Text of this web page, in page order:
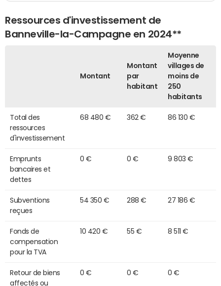
Ressources d'investissement de
Banneville-la-Campagne en 2024**
Montant
Montant
par
habitant
Moyenne
villages de
moins de
250
habitants
Total des
ressources
d'investissement
68 480 € 362 € 86 130 €
Emprunts
bancaires et
dettes
0 € 0 € 9 803 €
Subventions
reçues
54 350 € 288 € 27 186 €
Fonds de
compensation
pour la TVA
10 420 € 55 € 8 511 €
Retour de biens
affectés ou
0 € 0 € 0 €